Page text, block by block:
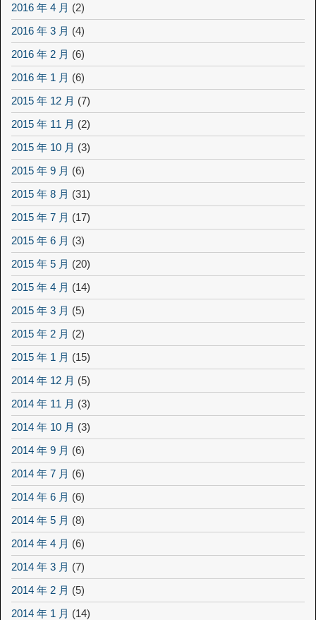
2016 年 4 月 (2)
2016 年 3 月 (4)
2016 年 2 月 (6)
2016 年 1 月 (6)
2015 年 12 月 (7)
2015 年 11 月 (2)
2015 年 10 月 (3)
2015 年 9 月 (6)
2015 年 8 月 (31)
2015 年 7 月 (17)
2015 年 6 月 (3)
2015 年 5 月 (20)
2015 年 4 月 (14)
2015 年 3 月 (5)
2015 年 2 月 (2)
2015 年 1 月 (15)
2014 年 12 月 (5)
2014 年 11 月 (3)
2014 年 10 月 (3)
2014 年 9 月 (6)
2014 年 7 月 (6)
2014 年 6 月 (6)
2014 年 5 月 (8)
2014 年 4 月 (6)
2014 年 3 月 (7)
2014 年 2 月 (5)
2014 年 1 月 (14)